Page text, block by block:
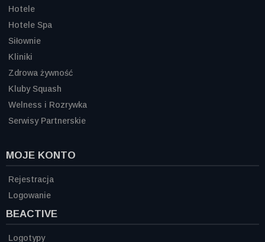
Hotele
Hotele Spa
Siłownie
Kliniki
Zdrowa żywność
Kluby Squash
Welness i Rozrywka
Serwisy Partnerskie
MOJE KONTO
Rejestracja
Logowanie
BEACTIVE
Logotypy